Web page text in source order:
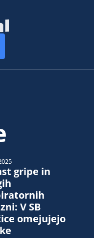
gripe in
V SB
omejujejo